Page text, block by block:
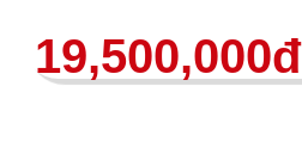
19,500,000đ